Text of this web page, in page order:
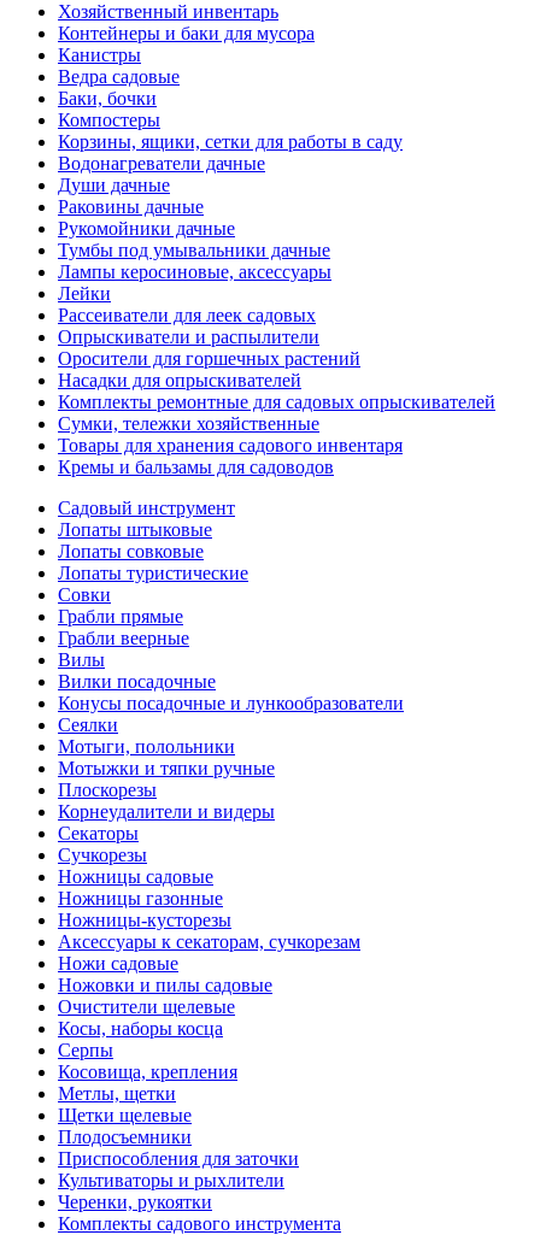
Хозяйственный инвентарь
Контейнеры и баки для мусора
Канистры
Ведра садовые
Баки, бочки
Компостеры
Корзины, ящики, сетки для работы в саду
Водонагреватели дачные
Души дачные
Раковины дачные
Рукомойники дачные
Тумбы под умывальники дачные
Лампы керосиновые, аксессуары
Лейки
Рассеиватели для леек садовых
Опрыскиватели и распылители
Оросители для горшечных растений
Насадки для опрыскивателей
Комплекты ремонтные для садовых опрыскивателей
Сумки, тележки хозяйственные
Товары для хранения садового инвентаря
Кремы и бальзамы для садоводов
Садовый инструмент
Лопаты штыковые
Лопаты совковые
Лопаты туристические
Совки
Грабли прямые
Грабли веерные
Вилы
Вилки посадочные
Конусы посадочные и лункообразователи
Сеялки
Мотыги, полольники
Мотыжки и тяпки ручные
Плоскорезы
Корнеудалители и видеры
Секаторы
Сучкорезы
Ножницы садовые
Ножницы газонные
Ножницы-кусторезы
Аксессуары к секаторам, сучкорезам
Ножи садовые
Ножовки и пилы садовые
Очистители щелевые
Косы, наборы косца
Серпы
Косовища, крепления
Метлы, щетки
Щетки щелевые
Плодосъемники
Приспособления для заточки
Культиваторы и рыхлители
Черенки, рукоятки
Комплекты садового инструмента